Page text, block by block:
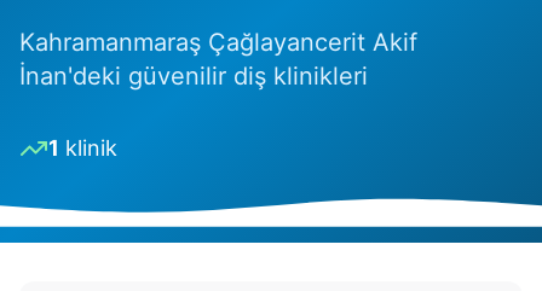
Kahramanmaraş Çağlayancerit Akif
İnan'deki güvenilir diş klinikleri
1 klinik